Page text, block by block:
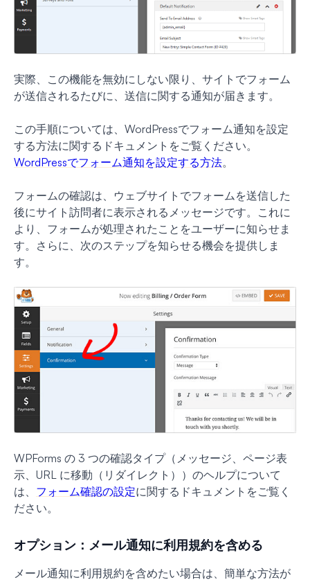
実際、この機能を無効にしない限り、サイトでフォーム
が送信されるたびに、送信に関する通知が届きます。
この手順については、WordPressでフォーム通知を設定
する方法に関するドキュメントをご覧ください。
WordPressでフォーム通知を設定する方法。
フォームの確認は、ウェブサイトでフォームを送信した
後にサイト訪問者に表示されるメッセージです。これに
より、フォームが処理されたことをユーザーに知らせま
す。さらに、次のステップを知らせる機会を提供しま
す。
WPForms の 3 つの確認タイプ（メッセージ、ページ表
示、URL に移動（リダイレクト））のヘルプについて
は、 フォーム確認の設定に関するドキュメントをご覧く
ださい。
オプション：メール通知に利用規約を含める
メール通知に利用規約を含めたい場合は、簡単な方法が